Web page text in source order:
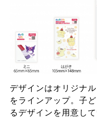
デザインはオリジナ
をラインアップ。子
るデザインを用意して